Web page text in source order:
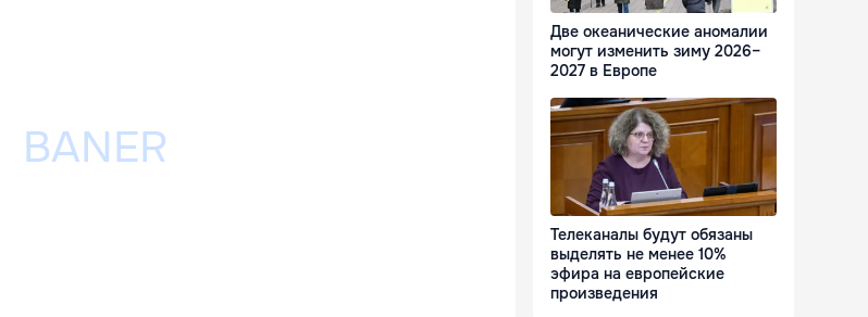
Две океанические аномалии
могут изменить зиму 2026–
2027 в Европе
Телеканалы будут обязаны
выделять не менее 10%
эфира на европейские
произведения